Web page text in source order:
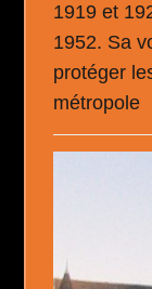
1919 et
1952. Sa
protéger
métropole